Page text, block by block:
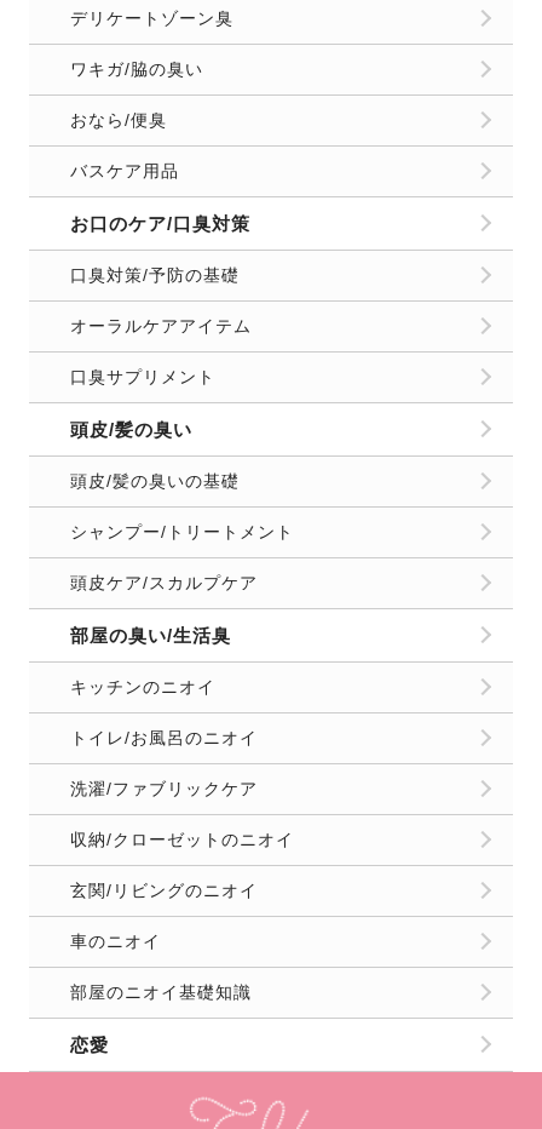
デリケートゾーン臭
ワキガ/脇の臭い
おなら/便臭
バスケア用品
お口のケア/口臭対策
口臭対策/予防の基礎
オーラルケアアイテム
口臭サプリメント
頭皮/髪の臭い
頭皮/髪の臭いの基礎
シャンプー/トリートメント
頭皮ケア/スカルプケア
部屋の臭い/生活臭
キッチンのニオイ
トイレ/お風呂のニオイ
洗濯/ファブリックケア
収納/クローゼットのニオイ
玄関/リビングのニオイ
車のニオイ
部屋のニオイ基礎知識
恋愛